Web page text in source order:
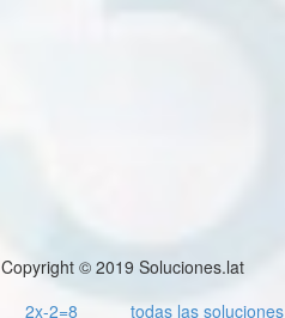
Copyright © 2019 Soluciones.lat
2x-2=8
todas las soluciones